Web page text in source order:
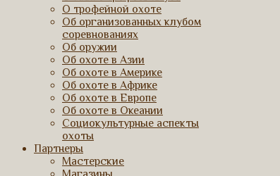
О трофейной охоте
Об организованных клубом
соревнованиях
Об оружии
Об охоте в Азии
Об охоте в Америке
Об охоте в Африке
Об охоте в Европе
Об охоте в Океании
Социокультурные аспекты
охоты
Партнеры
Мастерские